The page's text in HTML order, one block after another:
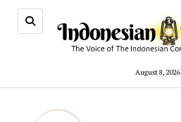
August 8, 2026